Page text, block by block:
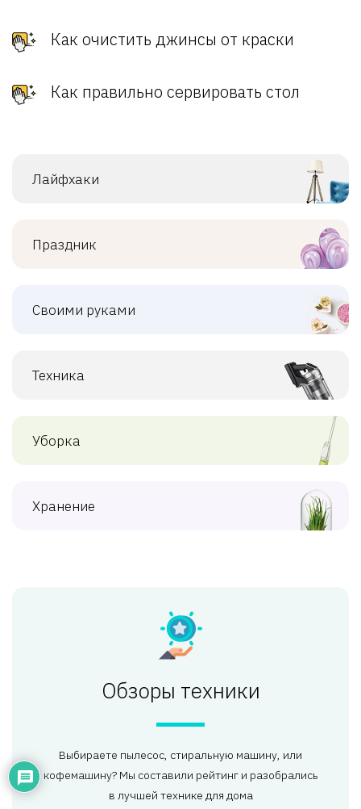
Как очистить джинсы от краски
Как правильно сервировать стол
Лайфхаки
Праздник
Своими руками
Техника
Уборка
Хранение
Обзоры техники
Выбираете пылесос, стиральную машину, или
кофемашину? Мы составили рейтинг и разобрались
в лучшей технике для дома